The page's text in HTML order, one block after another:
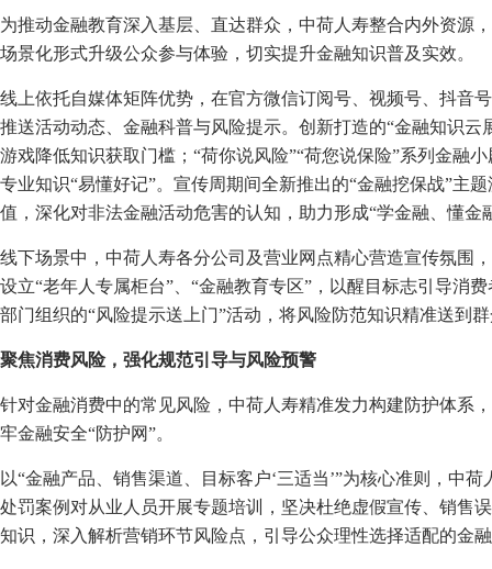
为推动金融教育深入基层、直达群众，中荷人寿整合内外资源
场景化形式升级公众参与体验，切实提升金融知识普及实效。
线上依托自媒体矩阵优势，在官方微信订阅号、视频号、抖音
推送活动动态、金融科普与风险提示。创新打造的“金融知识
游戏降低知识获取门槛；“荷你说风险”“荷您说保险”系列金融
专业知识“易懂好记”。宣传周期间全新推出的“金融挖保战”主
值，深化对非法金融活动危害的认知，助力形成“学金融、懂金
线下场景中，中荷人寿各分公司及营业网点精心营造宣传氛围
设立“老年人专属柜台”、“金融教育专区”，以醒目标志引导消
部门组织的“风险提示送上门”活动，将风险防范知识精准送到
聚焦消费风险，强化规范引导与风险预警
针对金融消费中的常见风险，中荷人寿精准发力构建防护体系
牢金融安全“防护网”。
以“金融产品、销售渠道、目标客户‘三适当’”为核心准则，中
处罚案例对从业人员开展专题培训，坚决杜绝虚假宣传、销售
知识，深入解析营销环节风险点，引导公众理性选择适配的金